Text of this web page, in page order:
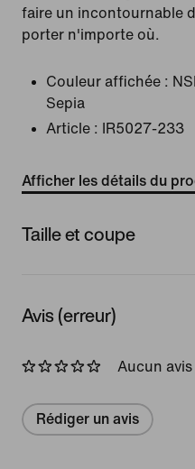
faire un incontournable
porter n'importe où.
Couleur affichée :
Sepia
Article :
IR5027-233
Afficher les détails du
Taille et coupe
Avis (erreur)
Aucun avis
Rédiger un avis